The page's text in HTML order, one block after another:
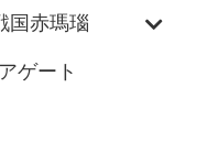
国赤瑪瑙
ゲート